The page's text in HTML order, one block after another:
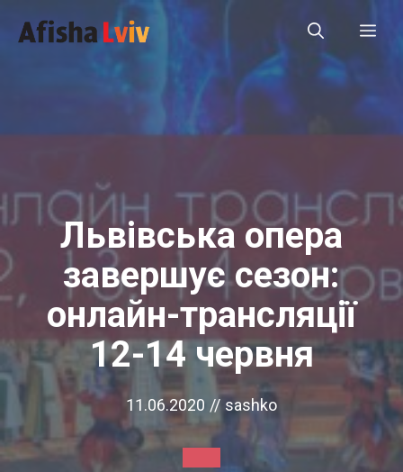
до
Львівська опера
завершує сезон:
онлайн-трансляції
12-14 червня
11.06.2020 // sashko